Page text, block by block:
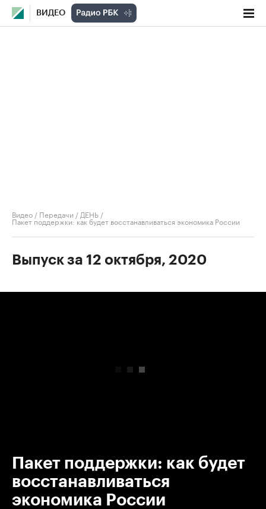
ВИДЕО
Видео / Передачи / ДЕНЬ /
Пакет поддержки: как будет восстанавливаться экономика России
Выпуск за 12 октября, 2020
Пакет поддержки: как будет
восстанавливаться
экономика России